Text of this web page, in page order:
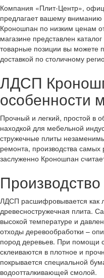
Компания «Плит-Центр»,
предлагает вашему
Кроношпан по низким ценам
магазине представлен
товарные позиции вы можете
доставкой по столичному
ЛДСП
особенности
Прочный и легкий, простой в
находкой для мебельной
стружечные плиты
ремонта, производства
заслуженно Кроношпан
ЛДСП расшифровывается как
древесностружечная плита.
высокой температуре и
отходы деревообработки –
пород деревьев. При помощи
склеиваются в плотное и
покрывается специальной
водоотталкивающей смолой.